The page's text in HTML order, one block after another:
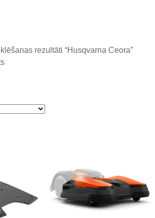
rezultāti “Husqvarna Ceora”